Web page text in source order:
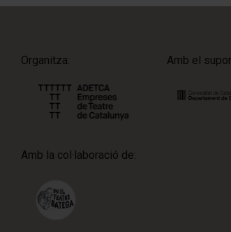
Organitza: Amb el
Amb la col·laboració de: